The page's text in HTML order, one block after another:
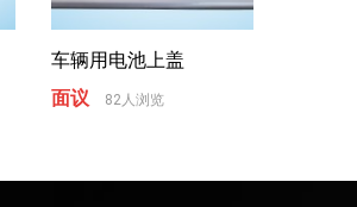
车辆用电池上盖
面议
82人浏览